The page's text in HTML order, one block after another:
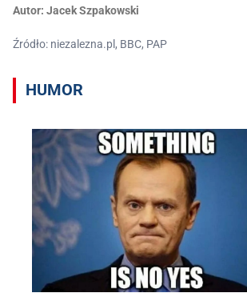
Autor: Jacek Szpakowski
Źródło: niezalezna.pl, BBC, PAP
HUMOR